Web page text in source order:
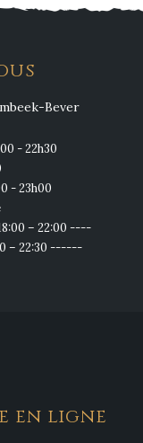
Bever
- 22h30
- 23h00
– 22:00 ----
– 22:30 ------
en ligne